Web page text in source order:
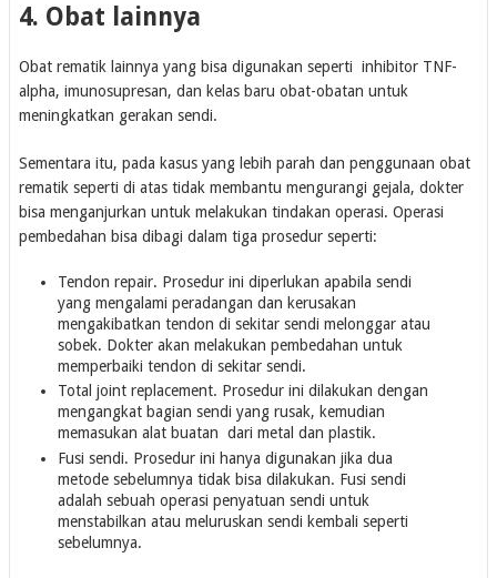
4. Obat lainnya
Obat rematik lainnya yang bisa digunakan seperti inhibitor TNF-
alpha, imunosupresan, dan kelas baru obat-obatan untuk
meningkatkan gerakan sendi.
Sementara itu, pada kasus yang lebih parah dan penggunaan obat
rematik seperti di atas tidak membantu mengurangi gejala, dokter
bisa menganjurkan untuk melakukan tindakan operasi. Operasi
pembedahan bisa dibagi dalam tiga prosedur seperti:
Tendon repair. Prosedur ini diperlukan apabila sendi
yang mengalami peradangan dan kerusakan
mengakibatkan tendon di sekitar sendi melonggar atau
sobek. Dokter akan melakukan pembedahan untuk
memperbaiki tendon di sekitar sendi.
Total joint replacement. Prosedur ini dilakukan dengan
mengangkat bagian sendi yang rusak, kemudian
memasukan alat buatan dari metal dan plastik.
Fusi sendi. Prosedur ini hanya digunakan jika dua
metode sebelumnya tidak bisa dilakukan. Fusi sendi
adalah sebuah operasi penyatuan sendi untuk
menstabilkan atau meluruskan sendi kembali seperti
sebelumnya.